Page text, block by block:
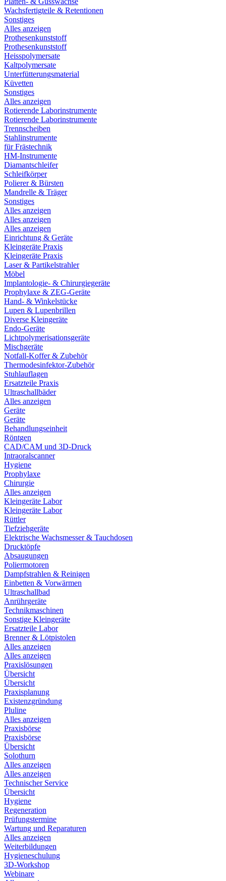
Wachsfertigteile & Retentionen
Sonstiges
Alles anzeigen
Prothesenkunststoff
Prothesenkunststoff
Heisspolymersate
Kaltpolymersate
Unterfütterungsmaterial
Küvetten
Sonstiges
Alles anzeigen
Rotierende Laborinstrumente
Rotierende Laborinstrumente
Trennscheiben
Stahlinstrumente
für Frästechnik
HM-Instrumente
Diamantschleifer
Schleifkörper
Polierer & Bürsten
Mandrelle & Träger
Sonstiges
Alles anzeigen
Alles anzeigen
Alles anzeigen
Einrichtung & Geräte
Kleingeräte Praxis
Kleingeräte Praxis
Laser & Partikelstrahler
Möbel
Implantologie- & Chirurgiegeräte
Prophylaxe & ZEG-Geräte
Hand- & Winkelstücke
Lupen & Lupenbrillen
Diverse Kleingeräte
Endo-Geräte
Lichtpolymerisationsgeräte
Mischgeräte
Notfall-Koffer & Zubehör
Thermodesinfektor-Zubehör
Stuhlauflagen
Ersatzteile Praxis
Ultraschallbäder
Alles anzeigen
Geräte
Geräte
Behandlungseinheit
Röntgen
CAD/CAM und 3D-Druck
Intraoralscanner
Hygiene
Prophylaxe
Chirurgie
Alles anzeigen
Kleingeräte Labor
Kleingeräte Labor
Rüttler
Tiefziehgeräte
Elektrische Wachsmesser & Tauchdosen
Drucktöpfe
Absaugungen
Poliermotoren
Dampfstrahlen & Reinigen
Einbetten & Vorwärmen
Ultraschallbad
Anrührgeräte
Technikmaschinen
Sonstige Kleingeräte
Ersatzteile Labor
Brenner & Lötpistolen
Alles anzeigen
Alles anzeigen
Praxislösungen
Übersicht
Übersicht
Praxisplanung
Existenzgründung
Pluline
Alles anzeigen
Praxisbörse
Praxisbörse
Übersicht
Solothurn
Alles anzeigen
Alles anzeigen
Technischer Service
Übersicht
Hygiene
Regeneration
Prüfungstermine
Wartung und Reparaturen
Alles anzeigen
Weiterbildungen
Hygieneschulung
3D-Workshop
Webinare